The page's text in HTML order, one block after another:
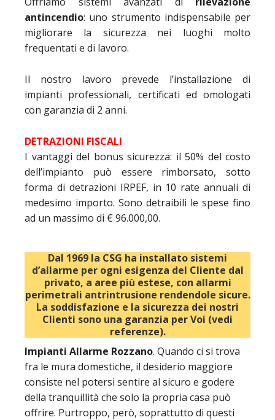
antincendio: uno strumento indispensabile per
migliorare la sicurezza nei luoghi molto
frequentati e di lavoro.
Il nostro lavoro prevede l’installazione di
impianti professionali, certificati ed omologati
con garanzia di 2 anni.
DETRAZIONI FISCALI
I vantaggi del bonus sicurezza: il 50% del costo
dell’impianto può essere rimborsato, sotto
forma di detrazioni IRPEF, in 10 rate annuali di
medesimo importo. Sono detraibili le spese fino
ad un massimo di € 96.000,00.
Dal 1969 la CSG ha installato sistemi
d’allarme per ogni esigenza del Cliente dal
privato, a aree più estese, con allarmi
perimetrali antrintrusione rendendole sicure.
La soddisfazione e la sicurezza dei nostri
Clienti sono una garanzia per Voi (vedi
referenze).
Impianti Allarme Rozzano. Quando ci si trova
fra le mura domestiche, il desiderio maggiore
consiste nel potersi sentire al sicuro e godere
della tranquillità che solo la propria casa può
offrire. Purtroppo, però, soprattutto di questi